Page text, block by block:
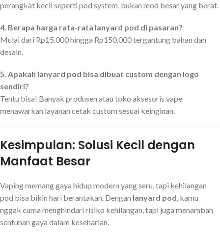
perangkat kecil seperti pod system, bukan mod besar yang berat.
4. Berapa harga rata-rata lanyard pod di pasaran?
Mulai dari Rp15.000 hingga Rp150.000 tergantung bahan dan
desain.
5. Apakah lanyard pod bisa dibuat custom dengan logo
sendiri?
Tentu bisa! Banyak produsen atau toko aksesoris vape
menawarkan layanan cetak custom sesuai keinginan.
Kesimpulan: Solusi Kecil dengan
Manfaat Besar
Vaping memang gaya hidup modern yang seru, tapi kehilangan
pod bisa bikin hari berantakan. Dengan lanyard pod, kamu
nggak cuma menghindari risiko kehilangan, tapi juga menambah
sentuhan gaya dalam keseharian.